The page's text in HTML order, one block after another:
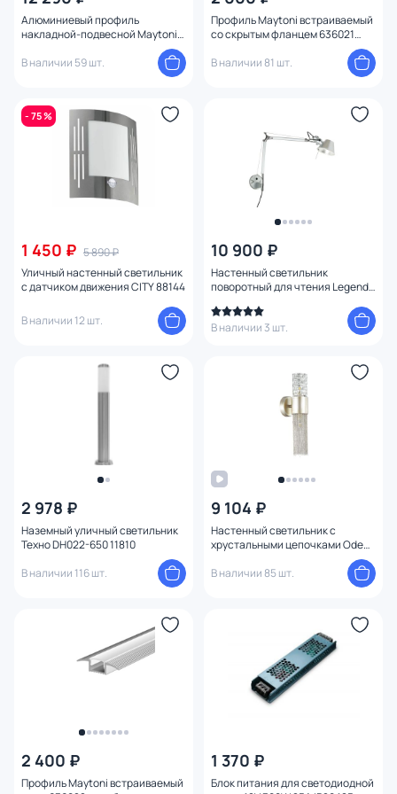
Алюминиевый профиль
накладной-подвесной Maytoni
В наличии 59 шт.
Профиль Maytoni встраиваемый
со скрытым фланцем 636021
В наличии 81 шт.
- 75 %
1 450 ₽ 5 890 ₽
Уличный настенный светильник
с датчиком движения CITY 88144
В наличии 12 шт.
10 900 ₽
Настенный светильник
поворотный для чтения Legend
В наличии 3 шт.
2 978 ₽
Наземный уличный светильник
Техно DH022-650 11810
В наличии 116 шт.
9 104 ₽
Настенный светильник с
хрустальными цепочками Odeon
В наличии 85 шт.
2 400 ₽
Профиль Maytoni встраиваемый
1 370 ₽
Блок питания для светодиодной